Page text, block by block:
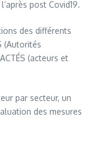
post Covid19.
des différents
(Autorités
(acteurs et
par secteur, un
des mesures